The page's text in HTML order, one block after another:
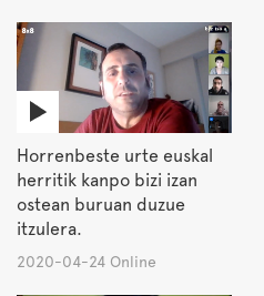
Horrenbeste urte euskal
herritik kanpo bizi izan
ostean buruan duzue
itzulera.
2020-04-24 Online